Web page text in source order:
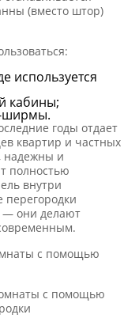
(вместо штор)
используется
кабины;
ширмы.
годы отдает
квартир и частных
надежны и
полностью
внутри
перегородки
— они делают
с помощью